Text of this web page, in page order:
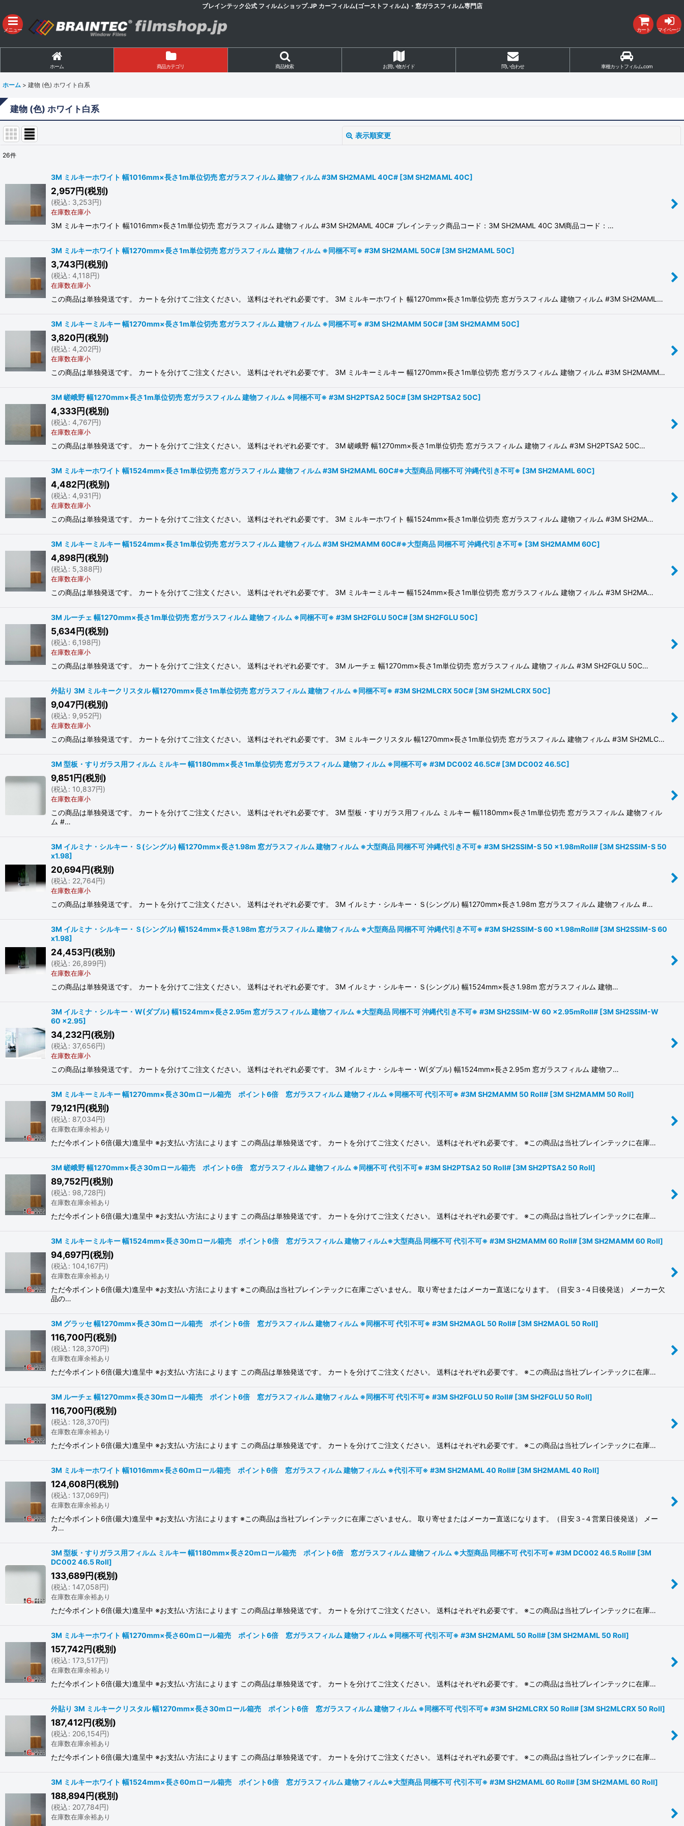
ブレインテック公式 フィルムショップ.JP カーフィルム(ゴーストフィルム)・窓ガラスフィルム専門店
メニュー カート マイページ
ホーム 商品カテゴリ 商品検索 お買い物ガイド 問い合わせ 車種カットフィルム.com
ホーム > 建物 (色) ホワイト白系
建物 (色) ホワイト白系
表示順変更
26件
3M ミルキーホワイト 幅1016mm×長さ1m単位切売 窓ガラスフィルム 建物フィルム #3M SH2MAML 40C# [3M SH2MAML 40C]
2,957円(税別)
(税込: 3,253円)
在庫数在庫小
3M ミルキーホワイト 幅1016mm×長さ1m単位切売 窓ガラスフィルム 建物フィルム #3M SH2MAML 40C# ブレインテック商品コード：3M SH2MAML 40C 3M商品コード：…
3M ミルキーホワイト 幅1270mm×長さ1m単位切売 窓ガラスフィルム 建物フィルム ※同梱不可※ #3M SH2MAML 50C# [3M SH2MAML 50C]
3,743円(税別)
(税込: 4,118円)
在庫数在庫小
この商品は単独発送です。 カートを分けてご注文ください。 送料はそれぞれ必要です。 3M ミルキーホワイト 幅1270mm×長さ1m単位切売 窓ガラスフィルム 建物フィルム #3M SH2MAML…
3M ミルキーミルキー 幅1270mm×長さ1m単位切売 窓ガラスフィルム 建物フィルム ※同梱不可※ #3M SH2MAMM 50C# [3M SH2MAMM 50C]
3,820円(税別)
(税込: 4,202円)
在庫数在庫小
この商品は単独発送です。 カートを分けてご注文ください。 送料はそれぞれ必要です。 3M ミルキーミルキー 幅1270mm×長さ1m単位切売 窓ガラスフィルム 建物フィルム #3M SH2MAMM…
3M 嵯峨野 幅1270mm×長さ1m単位切売 窓ガラスフィルム 建物フィルム ※同梱不可※ #3M SH2PTSA2 50C# [3M SH2PTSA2 50C]
4,333円(税別)
(税込: 4,767円)
在庫数在庫小
この商品は単独発送です。 カートを分けてご注文ください。 送料はそれぞれ必要です。 3M 嵯峨野 幅1270mm×長さ1m単位切売 窓ガラスフィルム 建物フィルム #3M SH2PTSA2 50C…
3M ミルキーホワイト 幅1524mm×長さ1m単位切売 窓ガラスフィルム 建物フィルム #3M SH2MAML 60C#※大型商品 同梱不可 沖縄代引き不可※ [3M SH2MAML 60C]
4,482円(税別)
(税込: 4,931円)
在庫数在庫小
この商品は単独発送です。 カートを分けてご注文ください。 送料はそれぞれ必要です。 3M ミルキーホワイト 幅1524mm×長さ1m単位切売 窓ガラスフィルム 建物フィルム #3M SH2MA…
3M ミルキーミルキー 幅1524mm×長さ1m単位切売 窓ガラスフィルム 建物フィルム #3M SH2MAMM 60C#※大型商品 同梱不可 沖縄代引き不可※ [3M SH2MAMM 60C]
4,898円(税別)
(税込: 5,388円)
在庫数在庫小
この商品は単独発送です。 カートを分けてご注文ください。 送料はそれぞれ必要です。 3M ミルキーミルキー 幅1524mm×長さ1m単位切売 窓ガラスフィルム 建物フィルム #3M SH2MA…
3M ルーチェ 幅1270mm×長さ1m単位切売 窓ガラスフィルム 建物フィルム ※同梱不可※ #3M SH2FGLU 50C# [3M SH2FGLU 50C]
5,634円(税別)
(税込: 6,198円)
在庫数在庫小
この商品は単独発送です。 カートを分けてご注文ください。 送料はそれぞれ必要です。 3M ルーチェ 幅1270mm×長さ1m単位切売 窓ガラスフィルム 建物フィルム #3M SH2FGLU 50C…
外貼り 3M ミルキークリスタル 幅1270mm×長さ1m単位切売 窓ガラスフィルム 建物フィルム ※同梱不可※ #3M SH2MLCRX 50C# [3M SH2MLCRX 50C]
9,047円(税別)
(税込: 9,952円)
在庫数在庫小
この商品は単独発送です。 カートを分けてご注文ください。 送料はそれぞれ必要です。 3M ミルキークリスタル 幅1270mm×長さ1m単位切売 窓ガラスフィルム 建物フィルム #3M SH2MLC…
3M 型板・すりガラス用フィルム ミルキー 幅1180mm×長さ1m単位切売 窓ガラスフィルム 建物フィルム ※同梱不可※ #3M DC002 46.5C# [3M DC002 46.5C]
9,851円(税別)
(税込: 10,837円)
在庫数在庫小
この商品は単独発送です。 カートを分けてご注文ください。 送料はそれぞれ必要です。 3M 型板・すりガラス用フィルム ミルキー 幅1180mm×長さ1m単位切売 窓ガラスフィルム 建物フィル
ム #…
3M イルミナ・シルキー・Ｓ(シングル) 幅1270mm×長さ1.98m 窓ガラスフィルム 建物フィルム ※大型商品 同梱不可 沖縄代引き不可※ #3M SH2SSIM-S 50 x1.98mRoll# [3M SH2SSIM-S 50
x1.98]
20,694円(税別)
(税込: 22,764円)
在庫数在庫小
この商品は単独発送です。 カートを分けてご注文ください。 送料はそれぞれ必要です。 3M イルミナ・シルキー・Ｓ(シングル) 幅1270mm×長さ1.98m 窓ガラスフィルム 建物フィルム #…
3M イルミナ・シルキー・Ｓ(シングル) 幅1524mm×長さ1.98m 窓ガラスフィルム 建物フィルム ※大型商品 同梱不可 沖縄代引き不可※ #3M SH2SSIM-S 60 x1.98mRoll# [3M SH2SSIM-S 60
x1.98]
24,453円(税別)
(税込: 26,899円)
在庫数在庫小
この商品は単独発送です。 カートを分けてご注文ください。 送料はそれぞれ必要です。 3M イルミナ・シルキー・Ｓ(シングル) 幅1524mm×長さ1.98m 窓ガラスフィルム 建物…
3M イルミナ・シルキー・W(ダブル) 幅1524mm×長さ2.95m 窓ガラスフィルム 建物フィルム ※大型商品 同梱不可 沖縄代引き不可※ #3M SH2SSIM-W 60 x2.95mRoll# [3M SH2SSIM-W
60 x2.95]
34,232円(税別)
(税込: 37,656円)
在庫数在庫小
この商品は単独発送です。 カートを分けてご注文ください。 送料はそれぞれ必要です。 3M イルミナ・シルキー・W(ダブル) 幅1524mm×長さ2.95m 窓ガラスフィルム 建物フ…
3M ミルキーミルキー 幅1270mm×長さ30mロール箱売 ポイント6倍 窓ガラスフィルム 建物フィルム ※同梱不可 代引不可※ #3M SH2MAMM 50 Roll# [3M SH2MAMM 50 Roll]
79,121円(税別)
(税込: 87,034円)
在庫数在庫余裕あり
ただ今ポイント6倍(最大)進呈中 ※お支払い方法によります この商品は単独発送です。 カートを分けてご注文ください。 送料はそれぞれ必要です。 ※この商品は当社ブレインテックに在庫…
3M 嵯峨野 幅1270mm×長さ30mロール箱売 ポイント6倍 窓ガラスフィルム 建物フィルム ※同梱不可 代引不可※ #3M SH2PTSA2 50 Roll# [3M SH2PTSA2 50 Roll]
89,752円(税別)
(税込: 98,728円)
在庫数在庫余裕あり
ただ今ポイント6倍(最大)進呈中 ※お支払い方法によります この商品は単独発送です。 カートを分けてご注文ください。 送料はそれぞれ必要です。 ※この商品は当社ブレインテックに在庫…
3M ミルキーミルキー 幅1524mm×長さ30mロール箱売 ポイント6倍 窓ガラスフィルム 建物フィルム※大型商品 同梱不可 代引不可※ #3M SH2MAMM 60 Roll# [3M SH2MAMM 60 Roll]
94,697円(税別)
(税込: 104,167円)
在庫数在庫余裕あり
ただ今ポイント6倍(最大)進呈中 ※お支払い方法によります ※この商品は当社ブレインテックに在庫ございません。 取り寄せまたはメーカー直送になります。（目安３-４日後発送） メーカー欠
品の…
3M グラッセ 幅1270mm×長さ30mロール箱売 ポイント6倍 窓ガラスフィルム 建物フィルム ※同梱不可 代引不可※ #3M SH2MAGL 50 Roll# [3M SH2MAGL 50 Roll]
116,700円(税別)
(税込: 128,370円)
在庫数在庫余裕あり
ただ今ポイント6倍(最大)進呈中 ※お支払い方法によります この商品は単独発送です。 カートを分けてご注文ください。 送料はそれぞれ必要です。 ※この商品は当社ブレインテックに在庫…
3M ルーチェ 幅1270mm×長さ30mロール箱売 ポイント6倍 窓ガラスフィルム 建物フィルム ※同梱不可 代引不可※ #3M SH2FGLU 50 Roll# [3M SH2FGLU 50 Roll]
116,700円(税別)
(税込: 128,370円)
在庫数在庫余裕あり
ただ今ポイント6倍(最大)進呈中 ※お支払い方法によります この商品は単独発送です。 カートを分けてご注文ください。 送料はそれぞれ必要です。 ※この商品は当社ブレインテックに在庫…
3M ミルキーホワイト 幅1016mm×長さ60mロール箱売 ポイント6倍 窓ガラスフィルム 建物フィルム ※代引不可※ #3M SH2MAML 40 Roll# [3M SH2MAML 40 Roll]
124,608円(税別)
(税込: 137,069円)
在庫数在庫余裕あり
ただ今ポイント6倍(最大)進呈中 ※お支払い方法によります ※この商品は当社ブレインテックに在庫ございません。 取り寄せまたはメーカー直送になります。（目安３-４営業日後発送） メー
カ…
3M 型板・すりガラス用フィルム ミルキー 幅1180mm×長さ20mロール箱売 ポイント6倍 窓ガラスフィルム 建物フィルム ※大型商品 同梱不可 代引不可※ #3M DC002 46.5 Roll# [3M
DC002 46.5 Roll]
133,689円(税別)
(税込: 147,058円)
在庫数在庫余裕あり
ただ今ポイント6倍(最大)進呈中 ※お支払い方法によります この商品は単独発送です。 カートを分けてご注文ください。 送料はそれぞれ必要です。 ※この商品は当社ブレインテックに在庫…
3M ミルキーホワイト 幅1270mm×長さ60mロール箱売 ポイント6倍 窓ガラスフィルム 建物フィルム ※同梱不可 代引不可※ #3M SH2MAML 50 Roll# [3M SH2MAML 50 Roll]
157,742円(税別)
(税込: 173,517円)
在庫数在庫余裕あり
ただ今ポイント6倍(最大)進呈中 ※お支払い方法によります この商品は単独発送です。 カートを分けてご注文ください。 送料はそれぞれ必要です。 ※この商品は当社ブレインテックに在庫…
外貼り 3M ミルキークリスタル 幅1270mm×長さ30mロール箱売 ポイント6倍 窓ガラスフィルム 建物フィルム ※同梱不可 代引不可※ #3M SH2MLCRX 50 Roll# [3M SH2MLCRX 50 Roll]
187,412円(税別)
(税込: 206,154円)
在庫数在庫余裕あり
ただ今ポイント6倍(最大)進呈中 ※お支払い方法によります この商品は単独発送です。 カートを分けてご注文ください。 送料はそれぞれ必要です。 ※この商品は当社ブレインテックに在庫…
3M ミルキーホワイト 幅1524mm×長さ60mロール箱売 ポイント6倍 窓ガラスフィルム 建物フィルム※大型商品 同梱不可 代引不可※ #3M SH2MAML 60 Roll# [3M SH2MAML 60 Roll]
188,894円(税別)
(税込: 207,784円)
在庫数在庫余裕あり